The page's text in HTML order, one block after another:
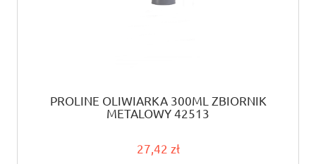
PROLINE OLIWIARKA 300ML ZBIORNIK
METALOWY 42513
27,42 zł